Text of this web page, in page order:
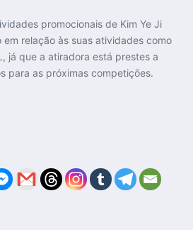
promocionais de Kim Ye Ji
relação às suas atividades como
já que a atiradora está prestes a
para as próximas competições.